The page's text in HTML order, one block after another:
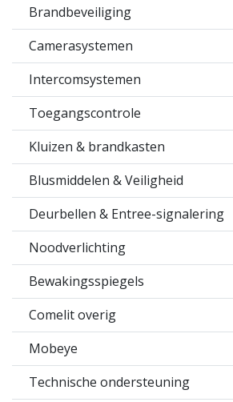
Brandbeveiliging
Camerasystemen
Intercomsystemen
Toegangscontrole
Kluizen & brandkasten
Blusmiddelen & Veiligheid
Deurbellen & Entree-signalering
Noodverlichting
Bewakingsspiegels
Comelit overig
Mobeye
Technische ondersteuning